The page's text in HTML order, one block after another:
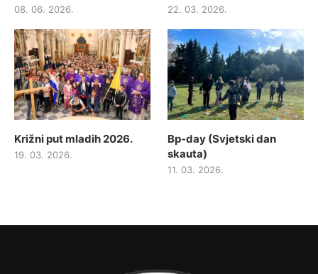
08. 06. 2026. 22. 03. 2026.
Križni put mladih 2026.
19. 03. 2026.
Bp-day (Svjetski dan
skauta)
11. 03. 2026.